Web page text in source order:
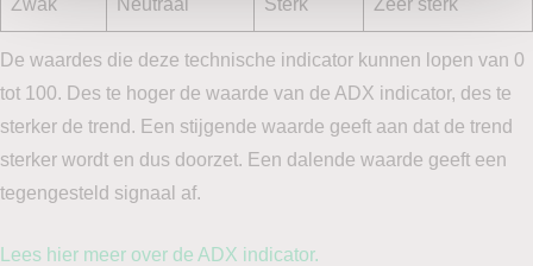
Zwak Neutraal Sterk Zeer sterk
De waardes die deze technische indicator kunnen lopen van 0
tot 100. Des te hoger de waarde van de ADX indicator, des te
sterker de trend. Een stijgende waarde geeft aan dat de trend
sterker wordt en dus doorzet. Een dalende waarde geeft een
tegengesteld signaal af.
Lees hier meer over de ADX indicator.